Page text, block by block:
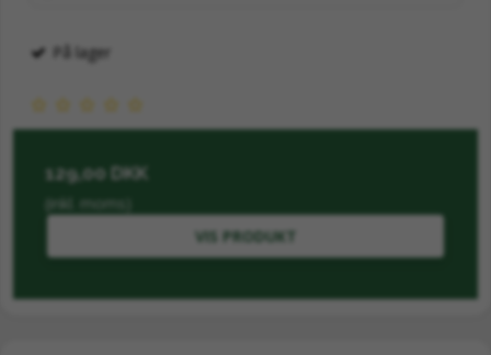
På lager
129,00 DKK
(inkl. moms)
VIS PRODUKT